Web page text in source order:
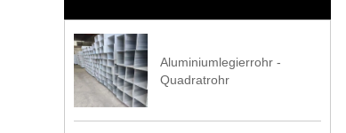
Aluminiumlegierrohr -
Quadratrohr